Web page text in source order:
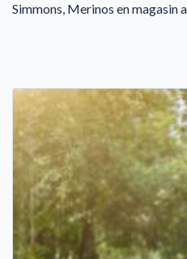
Simmons, Merinos en magasin